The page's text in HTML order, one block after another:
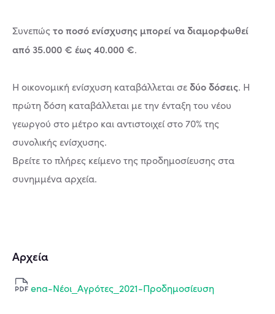
Συνεπώςτο ποσό ενίσχυσης μπορεί να διαμορφωθεί
από 35.000 € έως 40.000 €.
Η οικονομική ενίσχυση καταβάλλεται σεδύο δόσεις. Η
πρώτη δόση καταβάλλεται με την ένταξη του νέου
γεωργού στο μέτρο και αντιστοιχεί στο 70% της
συνολικής ενίσχυσης.
Βρείτε το πλήρες κείμενο της προδημοσίευσης στα
συνημμένα αρχεία.
Αρχεία
ena-Νέοι_Αγρότες_2021-Προδημοσίευση